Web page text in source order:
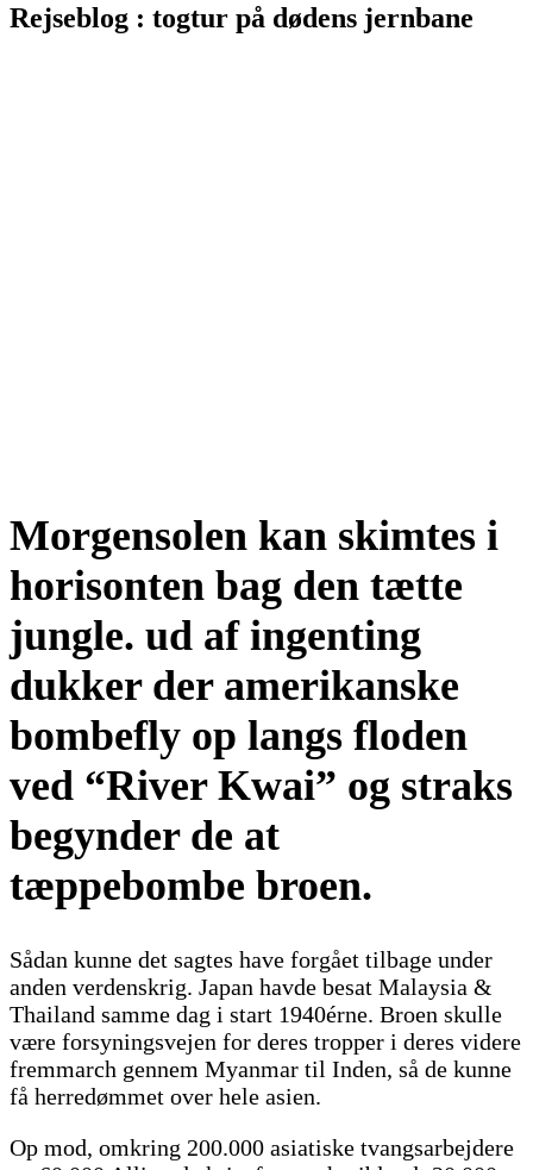
Rejseblog : togtur på dødens jernbane
Morgensolen kan skimtes i
horisonten bag den tætte
jungle. ud af ingenting
dukker der amerikanske
bombefly op langs floden
ved “River Kwai” og straks
begynder de at
tæppebombe broen.
Sådan kunne det sagtes have forgået tilbage under
anden verdenskrig. Japan havde besat Malaysia &
Thailand samme dag i start 1940érne. Broen skulle
være forsyningsvejen for deres tropper i deres videre
fremmarch gennem Myanmar til Inden, så de kunne
få herredømmet over hele asien.
Op mod, omkring 200.000 asiatiske tvangsarbejdere